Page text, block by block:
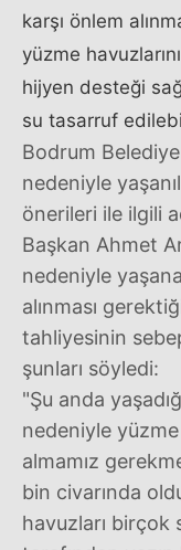
karşı önlem
yüzme
hijyen desteği
su tasarruf
Bodrum
nedeniyle
önerileri ile ilgili
Başkan Ahmet
nedeniyle
alınması
tahliyesinin
şunları söyledi:
"Şu anda
nedeniyle yüzme
almamız
bin civarında
havuzları